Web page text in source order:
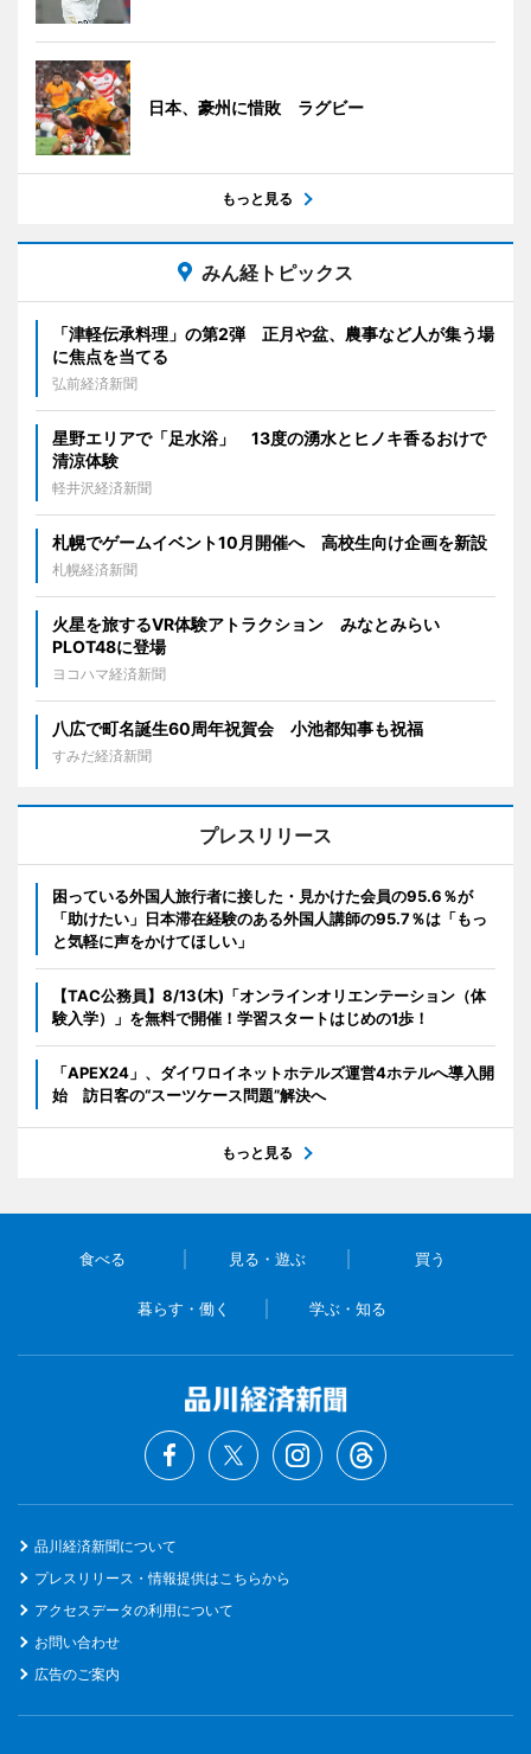
日本、豪州に惜敗 ラグビー
もっと見る
みん経トピックス
「津軽伝承料理」の第2弾 正月や盆、農事など人が集う場
に焦点を当てる
弘前経済新聞
星野エリアで「足水浴」 13度の湧水とヒノキ香るおけで
清涼体験
軽井沢経済新聞
札幌でゲームイベント10月開催へ 高校生向け企画を新設
札幌経済新聞
火星を旅するVR体験アトラクション みなとみらい
PLOT48に登場
ヨコハマ経済新聞
八広で町名誕生60周年祝賀会 小池都知事も祝福
すみだ経済新聞
プレスリリース
困っている外国人旅行者に接した・見かけた会員の95.6％が
「助けたい」日本滞在経験のある外国人講師の95.7％は「もっ
と気軽に声をかけてほしい」
【TAC公務員】8/13(木)「オンラインオリエンテーション（体
験入学）」を無料で開催！学習スタートはじめの1歩！
「APEX24」、ダイワロイネットホテルズ運営4ホテルへ導入開
始 訪日客の“スーツケース問題”解決へ
もっと見る
食べる 見る・遊ぶ 買う
暮らす・働く 学ぶ・知る
品川経済新聞について
プレスリリース・情報提供はこちらから
アクセスデータの利用について
お問い合わせ
広告のご案内